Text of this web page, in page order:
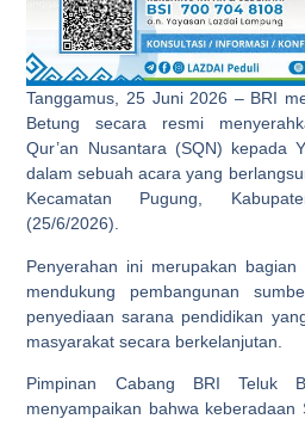
Tanggamus, 25 Juni 2026 – BRI
Betung secara resmi
Qur’an Nusantara (SQN) kepada
dalam sebuah acara yang
Kecamatan Pugung,
(25/6/2026).
Penyerahan ini merupakan
mendukung pembangunan
penyediaan sarana pendidikan
masyarakat secara berkelanjutan.
Pimpinan Cabang BRI Teluk
menyampaikan bahwa keberadaan